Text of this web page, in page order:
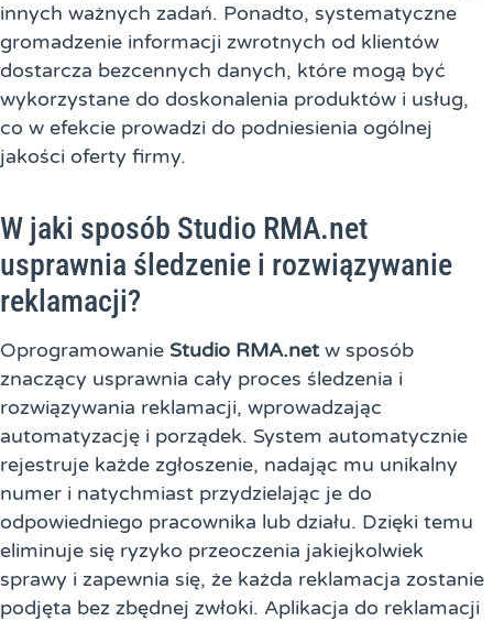
innych ważnych zadań. Ponadto, systematyczne
gromadzenie informacji zwrotnych od klientów
dostarcza bezcennych danych, które mogą być
wykorzystane do doskonalenia produktów i usług,
co w efekcie prowadzi do podniesienia ogólnej
jakości oferty firmy.
W jaki sposób Studio RMA.net
usprawnia śledzenie i rozwiązywanie
reklamacji?
Oprogramowanie Studio RMA.netw sposób
znaczący usprawnia cały proces śledzenia i
rozwiązywania reklamacji, wprowadzając
automatyzację i porządek. System automatycznie
rejestruje każde zgłoszenie, nadając mu unikalny
numer i natychmiast przydzielając je do
odpowiedniego pracownika lub działu. Dzięki temu
eliminuje się ryzyko przeoczenia jakiejkolwiek
sprawy i zapewnia się, że każda reklamacja zostanie
podjęta bez zbędnej zwłoki. Aplikacja do reklamacji